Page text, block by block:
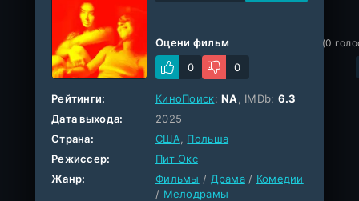
Оцени фильм
0
0
(0
Рейтинги: КиноПоиск:NA , IMDb: 6.3
Дата выхода:
2025
Страна:
США, Польша
Режиссер:
Пит Окс
Жанр:
Фильмы / Драма/ Комедии
/ Мелодрамы